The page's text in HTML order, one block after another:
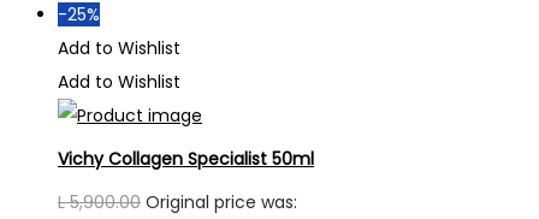
-25%
Add to Wishlist
Add to Wishlist
Vichy Collagen Specialist 50ml
L5,900.00 Original price was: